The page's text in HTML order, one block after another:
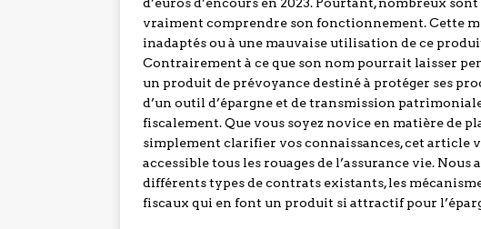
vraiment comprendre son fonctionnement. Cette
inadaptés ou à une mauvaise utilisation de ce
Contrairement à ce que son nom pourrait laisser
un produit de prévoyance destiné à protéger ses
d’un outil d’épargne et de transmission
fiscalement. Que vous soyez novice en matière de
simplement clarifier vos connaissances, cet article
accessible tous les rouages de l’assurance vie.
différents types de contrats existants, les
fiscaux qui en font un produit si attractif pour